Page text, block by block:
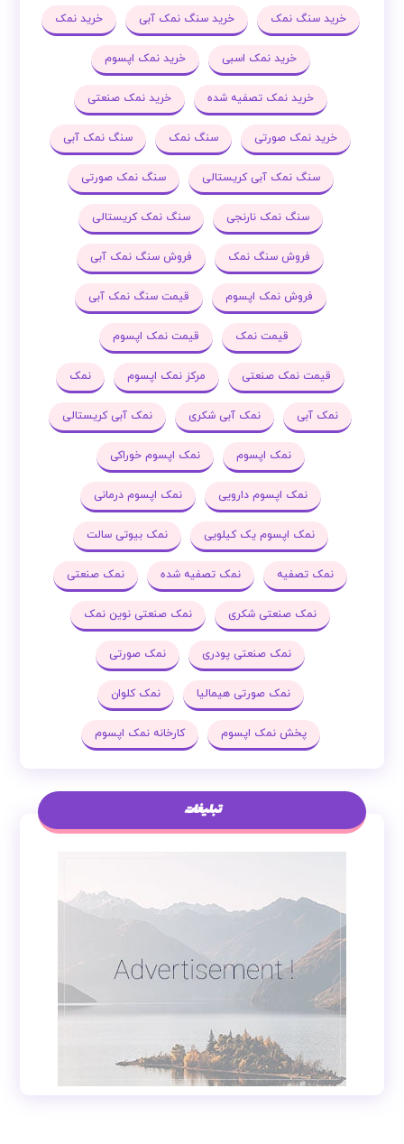
خرید سنگ نمک خرید سنگ نمک آبی خرید نمک
خرید نمک اسبی خرید نمک اپسوم
خرید نمک تصفیه شده خرید نمک صنعتی
خرید نمک صورتی سنگ نمک سنگ نمک آبی
سنگ نمک آبی کریستالی سنگ نمک صورتی
سنگ نمک نارنجی سنگ نمک کریستالی
فروش سنگ نمک فروش سنگ نمک آبی
فروش نمک اپسوم قیمت سنگ نمک آبی
قیمت نمک قیمت نمک اپسوم
قیمت نمک صنعتی مرکز نمک اپسوم نمک
نمک آبی نمک آبی شکری نمک آبی کریستالی
نمک اپسوم نمک اپسوم خوراکی
نمک اپسوم دارویی نمک اپسوم درمانی
نمک اپسوم یک کیلویی نمک بیوتی سالت
نمک تصفیه نمک تصفیه شده نمک صنعتی
نمک صنعتی شکری نمک صنعتی نوین نمک
نمک صنعتی پودری نمک صورتی
نمک صورتی هیمالیا نمک کلوان
پخش نمک اپسوم کارخانه نمک اپسوم
تبلیغات